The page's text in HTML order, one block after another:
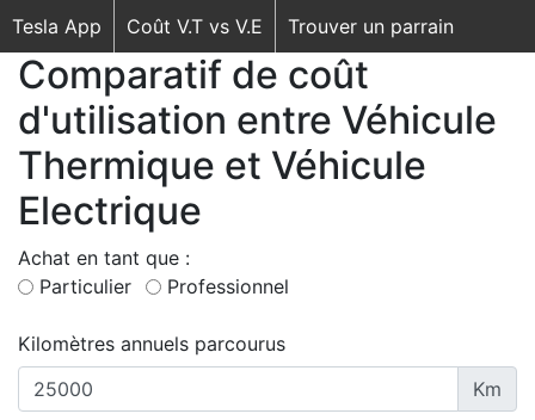
Tesla App Coût V.T vs V.E Trouver un parrain
Comparatif de coût
d'utilisation entre Véhicule
Thermique et Véhicule
Electrique
Achat en tant que :
Particulier
Professionnel
Kilomètres annuels parcourus
Km